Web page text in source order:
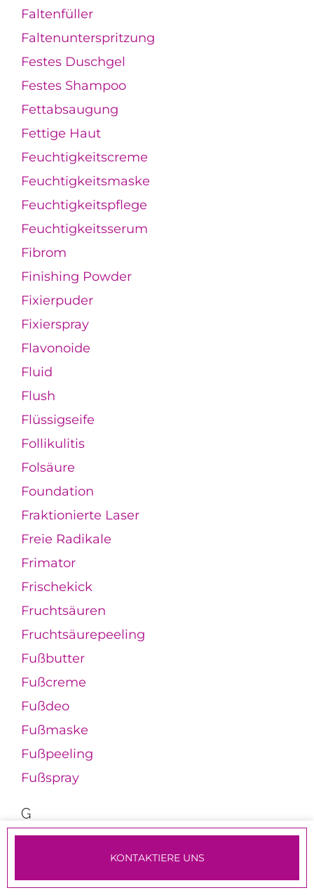
Faltenfüller
Faltenunterspritzung
Festes Duschgel
Festes Shampoo
Fettabsaugung
Fettige Haut
Feuchtigkeitscreme
Feuchtigkeitsmaske
Feuchtigkeitspflege
Feuchtigkeitsserum
Fibrom
Finishing Powder
Fixierpuder
Fixierspray
Flavonoide
Fluid
Flush
Flüssigseife
Follikulitis
Folsäure
Foundation
Fraktionierte Laser
Freie Radikale
Frimator
Frischekick
Fruchtsäuren
Fruchtsäurepeeling
Fußbutter
Fußcreme
Fußdeo
Fußmaske
Fußpeeling
Fußspray
G
Galactomyces
Galgant
TERMINE & ANMELDUNG
KONTAKTIERE UNS